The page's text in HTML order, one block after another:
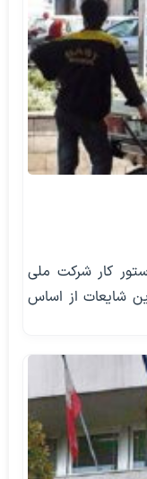
کار شرکت ملی
شایعات از اساس